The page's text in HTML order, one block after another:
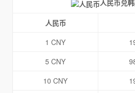
人民币兑
人民币
1 CNY
5 CNY
10 CNY